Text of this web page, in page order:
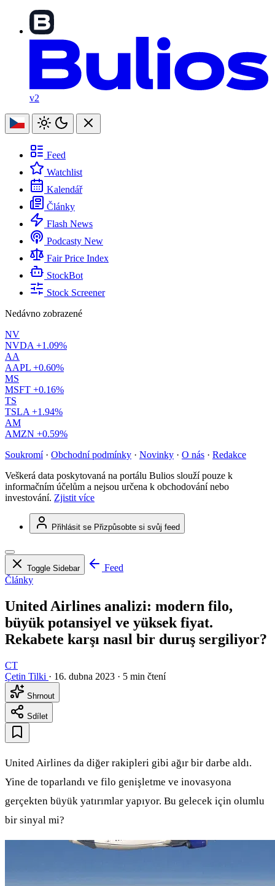
v2
Feed
Watchlist
Kalendář
Články
Flash News
Podcasty New
Fair Price Index
StockBot
Stock Screener
Nedávno zobrazené
NV
NVDA +1.09%
AA
AAPL +0.60%
MS
MSFT +0.16%
TS
TSLA +1.94%
AM
AMZN +0.59%
Soukromí · Obchodní podmínky · Novinky · O nás · Redakce
Veškerá data poskytovaná na portálu Bulios slouží pouze k
informačním účelům a nejsou určena k obchodování nebo
investování. Zjistit více
Přihlásit se Přizpůsobte si svůj feed
Toggle Sidebar
Feed
Články
United Airlines analizi: modern filo,
büyük potansiyel ve yüksek fiyat.
Rekabete karşı nasıl bir duruş sergiliyor?
CT
Çetin Tilki · 16. dubna 2023 · 5 min čtení
Shrnout
Sdílet
United Airlines da diğer rakipleri gibi ağır bir darbe aldı.
Yine de toparlandı ve filo genişletme ve inovasyona
gerçekten büyük yatırımlar yapıyor. Bu gelecek için olumlu
bir sinyal mi?